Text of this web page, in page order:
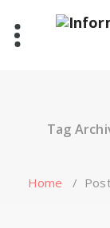
content
Tag
Home /